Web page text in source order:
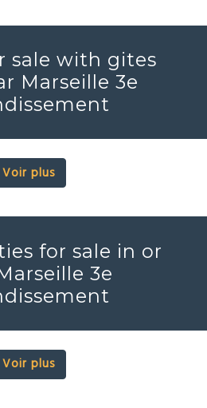
sale with gites
Marseille 3e
Voir plus
for sale in or
3e
Voir plus